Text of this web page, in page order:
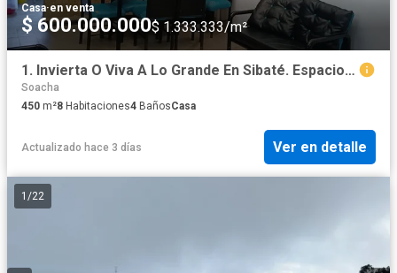
Casa·en venta
$ 600.000.000$ 1.333.333/m²
1. Invierta O Viva A Lo Grande En Sibaté. Espaciosa Casa De 2 Niveles + Terraza, A Pasos Del Parque Principal.
Soacha
450 m²8 Habitaciones4 BañosCasa
Actualizado hace 3 días Ver en detalle
1 /22